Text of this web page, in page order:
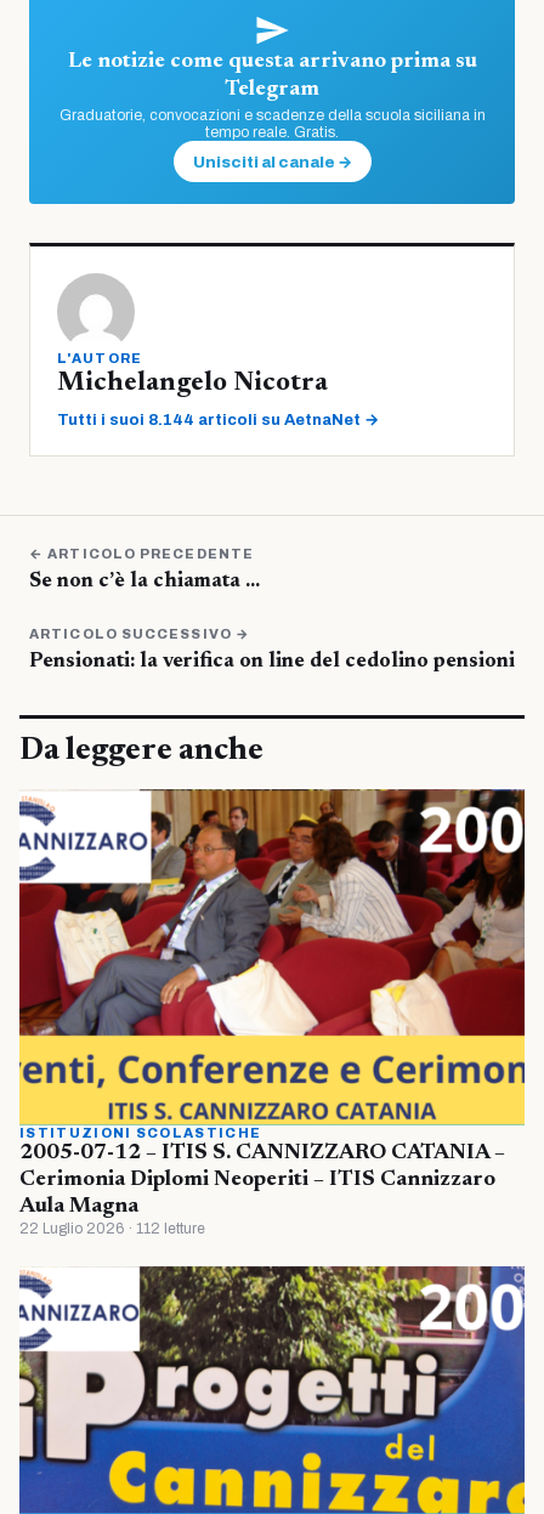
Le notizie come questa arrivano prima su
Telegram
Graduatorie, convocazioni e scadenze della scuola siciliana in
tempo reale. Gratis.
Unisciti al canale →
L'AUTORE
Michelangelo Nicotra
Tutti i suoi 8.144 articoli su AetnaNet →
← ARTICOLO PRECEDENTE
Se non c’è la chiamata …
ARTICOLO SUCCESSIVO →
Pensionati: la verifica on line del cedolino pensioni
Da leggere anche
ISTITUZIONI SCOLASTICHE
2005-07-12 – ITIS S. CANNIZZARO CATANIA –
Cerimonia Diplomi Neoperiti – ITIS Cannizzaro
Aula Magna
22 Luglio 2026 · 112 letture